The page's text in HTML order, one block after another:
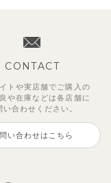
CONTACT
トや実店舗でご購入の
や在庫などは各店舗に
い合わせください。
い合わせはこちら